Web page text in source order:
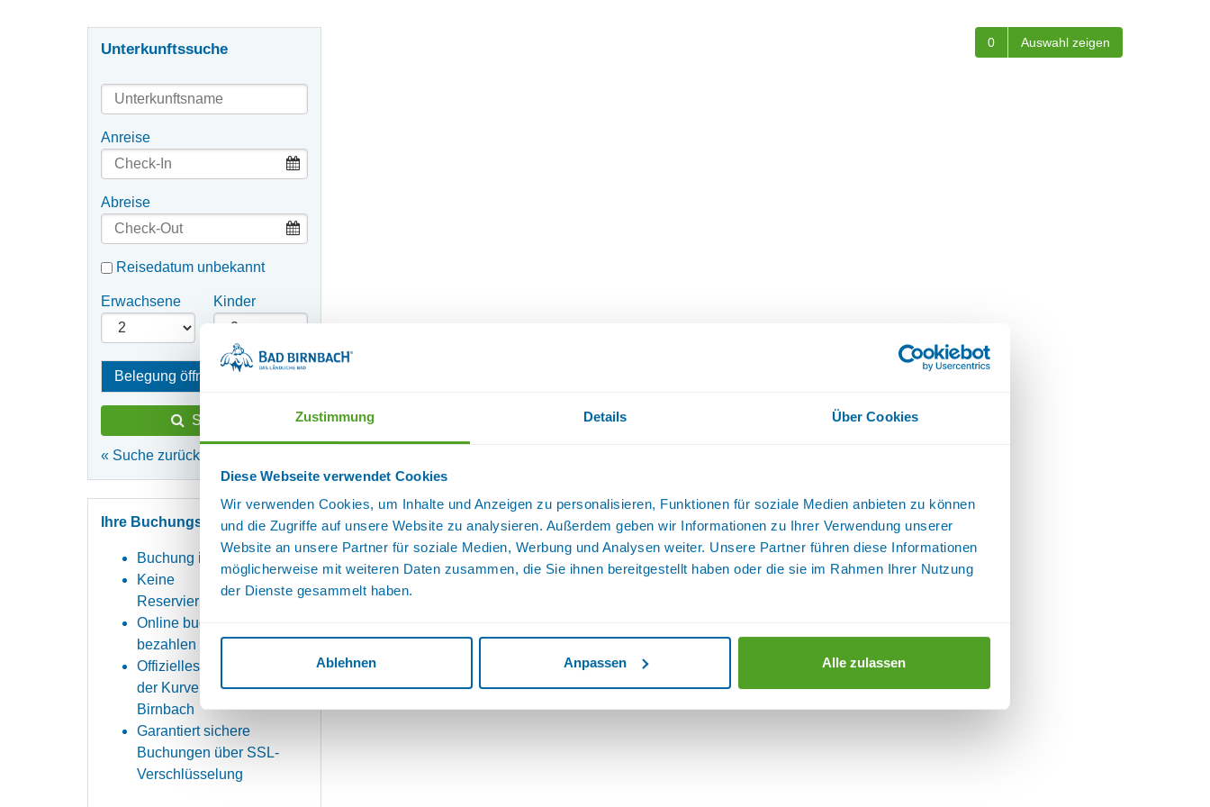
Zustimmung Details Über Cookies
Diese Webseite verwendet Cookies
Wir verwenden Cookies, um Inhalte und Anzeigen zu personalisieren, Funktionen für soziale Medien anbieten zu können
und die Zugriffe auf unsere Website zu analysieren. Außerdem geben wir Informationen zu Ihrer Verwendung unserer
Website an unsere Partner für soziale Medien, Werbung und Analysen weiter. Unsere Partner führen diese Informationen
möglicherweise mit weiteren Daten zusammen, die Sie ihnen bereitgestellt haben oder die sie im Rahmen Ihrer Nutzung
der Dienste gesammelt haben.
Ablehnen Anpassen Alle zulassen
0 Auswahl zeigen
Unterkunftssuche
Anreise
Abreise
Reisedatum unbekannt
Erwachsene Kinder
Belegung öffnen
Suchen
« Suche zurücksetzen
Ihre Buchungsvorteile
Buchung in nur 3 Minuten
Keine
Reservierungsgebühr
Online buchen & vor Ort
bezahlen
Offizielles Buchungsportal
der Kurverwaltung Bad
Birnbach
Garantiert sichere
Buchungen über SSL-
Verschlüsselung